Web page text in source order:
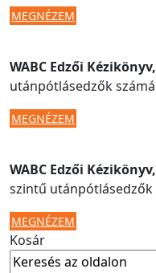
MEGNÉZEM
WABC Edzői
utánpótlásedzők
MEGNÉZEM
WABC Edzői
szintű utánpótlásedzők
MEGNÉZEM
Kosár